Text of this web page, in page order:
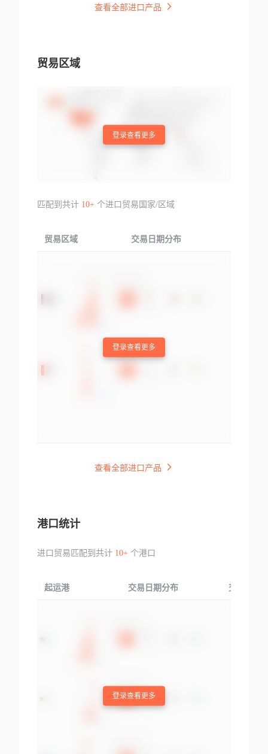
查看全部进口产品
贸易区域
登录查看更多
匹配到共计 10+个进口贸易国家/区域
贸易区域 交易日期分布
登录查看更多
查看全部进口产品
港口统计
进口贸易匹配到共计 10+个港口
起运港 交易日期分布 交易产品
登录查看更多